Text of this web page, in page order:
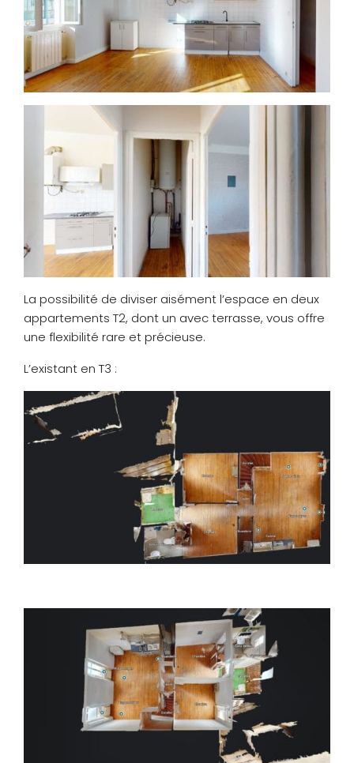
La possibilité de diviser aisément l’espace en deux
appartements T2, dont un avec terrasse, vous offre
une flexibilité rare et précieuse.
L’existant en T3 :